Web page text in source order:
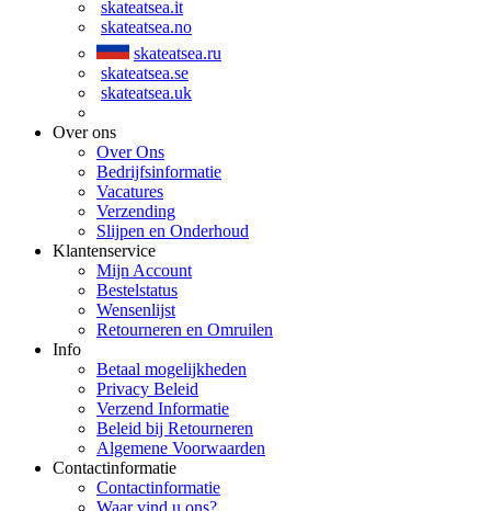
skateatsea.it
skateatsea.no
skateatsea.ru
skateatsea.se
skateatsea.uk
Over ons
Over Ons
Bedrijfsinformatie
Vacatures
Verzending
Slijpen en Onderhoud
Klantenservice
Mijn Account
Bestelstatus
Wensenlijst
Retourneren en Omruilen
Info
Betaal mogelijkheden
Privacy Beleid
Verzend Informatie
Beleid bij Retourneren
Algemene Voorwaarden
Contactinformatie
Contactinformatie
Waar vind u ons?